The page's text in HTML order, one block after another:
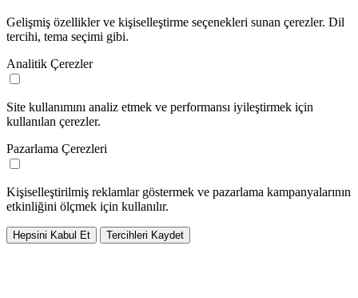
Gelişmiş özellikler ve kişiselleştirme seçenekleri sunan çerezler. Dil
tercihi, tema seçimi gibi.
Analitik Çerezler
Site kullanımını analiz etmek ve performansı iyileştirmek için
kullanılan çerezler.
Pazarlama Çerezleri
Kişiselleştirilmiş reklamlar göstermek ve pazarlama kampanyalarının
etkinliğini ölçmek için kullanılır.
Hepsini Kabul Et Tercihleri Kaydet